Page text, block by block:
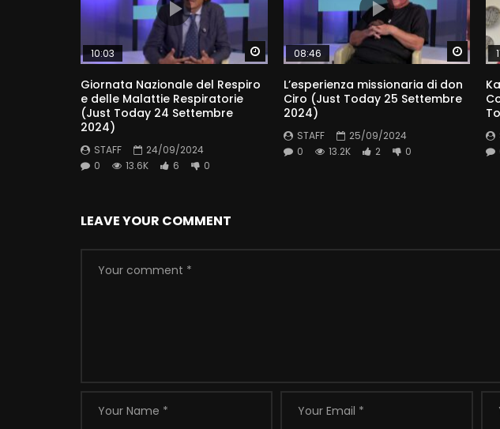
Watch Later
10:03
Giornata Nazionale del Respiro
e delle Malattie Respiratorie
(Just Today 24 Settembre
2024)
STAFF
24/09/2024
0
13.6K 6 0
Watch
08:46
L’esperienza missionaria di don
Ciro (Just Today 25 Settembre
2024)
STAFF
25/09/2024
0
13.2K 2 0
LEAVE YOUR COMMENT